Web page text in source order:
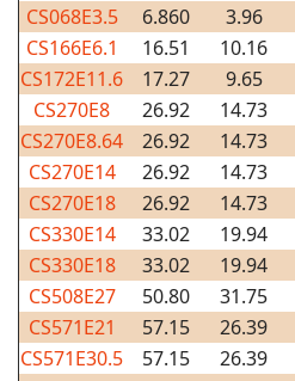
CS068E3.5
6.860 3.96
CS166E6.1
16.51 10.16
CS172E11.6
17.27 9.65
CS270E8
26.92 14.73
CS270E8.64
26.92 14.73
CS270E14
26.92 14.73
CS270E18
26.92 14.73
CS330E14
33.02 19.94
CS330E18
33.02 19.94
CS508E27
50.80 31.75
CS571E21
57.15 26.39
CS571E30.5
57.15 26.39